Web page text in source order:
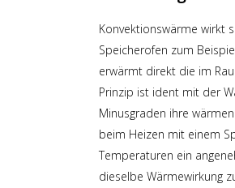
Konvektionswärme wirkt
Speicherofen zum
erwärmt direkt die im
Prinzip ist ident mit der
Minusgraden ihre
beim Heizen mit einem
Temperaturen ein
dieselbe Wärmewirkung